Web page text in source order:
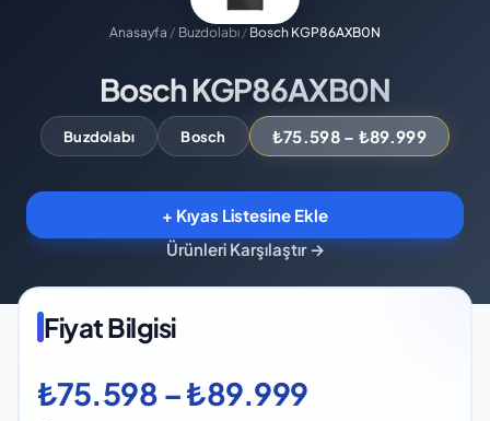
Anasayfa / Buzdolabı / Bosch KGP86AXB0N
Bosch KGP86AXB0N
Buzdolabı Bosch ₺75.598 – ₺89.999
+ Kıyas Listesine Ekle
Ürünleri Karşılaştır→
Fiyat Bilgisi
₺75.598 – ₺89.999